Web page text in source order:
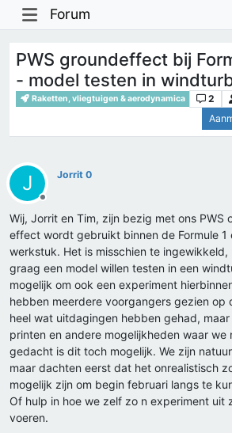
Forum
PWS groundeffect bij
- model testen in
Raketten, vliegtuigen & aerodynamica 2
J
Offline
Jorrit 0
Wij, Jorrit en Tim, zijn bezig met ons PWS
effect wordt gebruikt binnen de Formule 1
werkstuk. Het is misschien te
graag een model willen testen in een
mogelijk om ook een experiment
hebben meerdere voorgangers gezien op
heel wat uitdagingen hebben gehad,
printen en andere mogelijkheden waar we
gedacht is dit toch mogelijk. We zijn
maar dachten eerst dat het onrealistisch
mogelijk zijn om begin februari langs te
Of hulp in hoe we zelf zo n experiment uit
voeren.